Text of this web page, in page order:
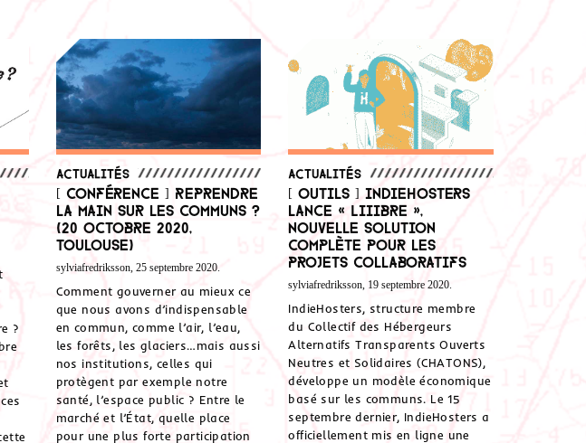
?
Actualités
[ Conférence ] Reprendre
la main sur les communs ?
(20 octobre 2020,
Toulouse)
sylviafredriksson, 25 septembre 2020.
Comment gouverner au mieux ce
que nous avons d’indispensable
en commun, comme l’air, l’eau,
les forêts, les glaciers…mais aussi
nos institutions, celles qui
protègent par exemple notre
santé, l’espace public ? Entre le
marché et l’État, quelle place
pour une plus forte participation
Actualités
[ Outils ] IndieHosters
lance « Liiibre »,
nouvelle solution
complète pour les
projets collaboratifs
sylviafredriksson, 19 septembre 2020.
IndieHosters, structure membre
du Collectif des Hébergeurs
Alternatifs Transparents Ouverts
Neutres et Solidaires (CHATONS),
développe un modèle économique
basé sur les communs. Le 15
septembre dernier, IndieHosters a
officiellement mis en ligne une